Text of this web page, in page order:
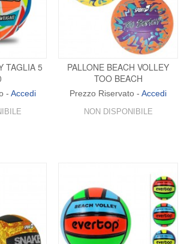
TAGLIA 5
- Accedi
PALLONE BEACH VOLLEY
TOO BEACH
Prezzo Riservato -Accedi
NON DISPONIBILE